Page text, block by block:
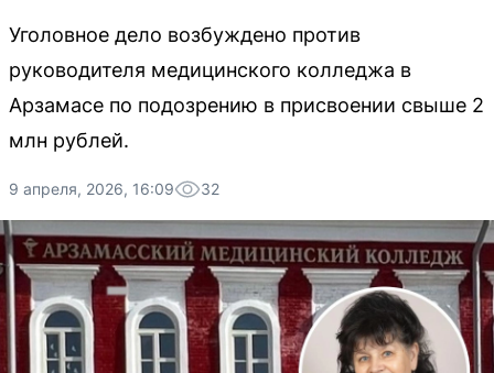
Уголовное дело возбуждено против
руководителя медицинского колледжа в
Арзамасе по подозрению в присвоении свыше 2
млн рублей.
9 апреля, 2026, 16:09 32